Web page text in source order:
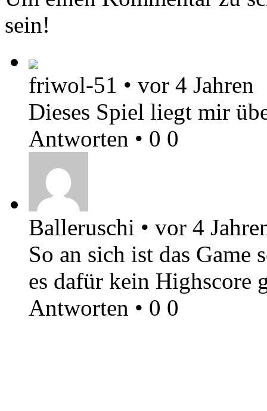
sein!
friwol-51 • vor 4 Jahren
Dieses Spiel liegt mir
Antworten • 0 0
Balleruschi • vor 4
So an sich ist das Game
es dafür kein Highscore
Antworten • 0 0